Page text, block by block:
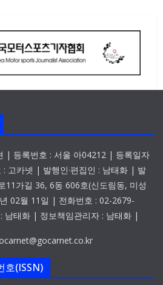
| 등록번호 : 서울 아04212 | 등록일자
고카넷 | 발행인·편집인 : 남태화 | 발
11가길 36, 6동 606호(신도림동, 미성
02월 11일 | 전화번호 : 02-2679-
남태화 | 정보책임관리자 : 남태화 |
호(ISSN)